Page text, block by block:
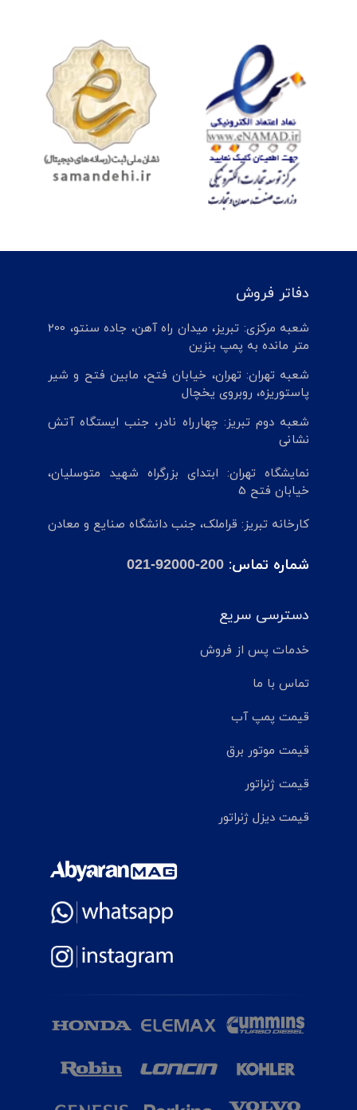
دفاتر فروش
شعبه مرکزی: تبریز، میدان راه آهن، جاده سنتو، 200
متر مانده به پمپ بنزین
شعبه تهران: تهران، خیابان فتح، مابین فتح و شیر
پاستوریزه، روبروی یخچال
شعبه دوم تبریز: چهارراه نادر، جنب ایستگاه آتش
نشانی
نمایشگاه تهران: ابتدای بزرگراه شهید متوسلیان،
خیابان فتح 5
کارخانه تبریز: قراملک، جنب دانشگاه صنایع و معادن
شماره تماس: 021-92000-200
دسترسی سریع
خدمات پس از فروش
تماس با ما
قیمت پمپ آب
قیمت موتور برق
قیمت ژنراتور
قیمت دیزل ژنراتور